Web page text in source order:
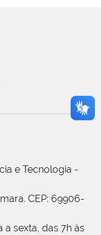
e Tecnologia -
CEP: 69906-
sexta, das 7h às